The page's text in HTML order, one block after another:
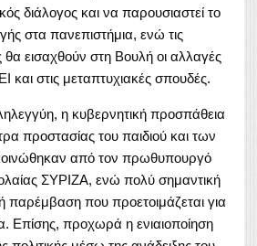
διάλογος και να παρουσιαστεί το
στα πανεπιστήμια, ενώ τις
εισαχθούν στη Βουλή οι αλλαγές
και στις μεταπτυχιακές σπουδές.
η κυβερνητική προσπάθεια
προστασίας του παιδιού και των
από τον πρωθυπουργό
ΣΥΡΙΖΑ, ενώ πολύ σημαντική
παρέμβαση που προετοιμάζεται για
Επίσης, προχωρά η ενιαιοποίηση